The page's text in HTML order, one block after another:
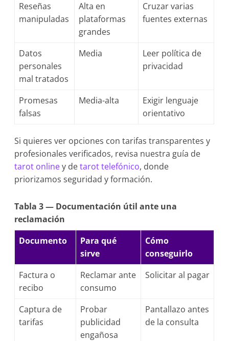
Reseñas
manipuladas
Alta en
plataformas
grandes
Cruzar varias
fuentes externas
Datos
personales
mal tratados
Media
Leer política de
privacidad
Promesas
falsas
Media-alta
Exigir lenguaje
orientativo
Si quieres ver opciones con tarifas transparentes y
profesionales verificados, revisa nuestra guía de
tarot onliney detarot telefónico, donde
priorizamos seguridad y formación.
Tabla 3 — Documentación útil ante una
reclamación
Documento
Para qué
sirve
Cómo
conseguirlo
Factura o
recibo
Reclamar ante
consumo
Solicitar al pagar
Captura de
tarifas
Probar
publicidad
engañosa
Pantallazo antes
de la consulta